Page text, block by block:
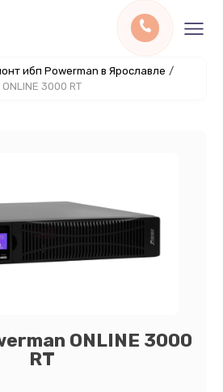
ибп Powerman в Ярославле /
ONLINE 3000 RT
ONLINE 3000
RT